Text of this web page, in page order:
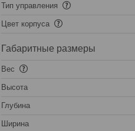
Тип управления
Цвет корпуса
Габаритные размеры
Вес
Высота
Глубина
Ширина